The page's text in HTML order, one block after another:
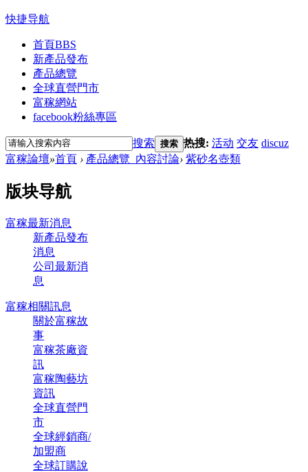
快捷导航
首頁BBS
新產品發布
產品總覽
全球直營門市
富稼網站
facebook粉絲專區
搜索 搜索 热搜: 活动 交友 discuz
富稼論壇»首頁 › 產品總覽_內容討論› 紫砂名壺類
版块导航
富稼最新消息
新產品發布
消息
公司最新消
息
富稼相關訊息
關於富稼故
事
富稼茶廠資
訊
富稼陶藝坊
資訊
全球直營門
市
全球經銷商/
加盟商
全球訂購說